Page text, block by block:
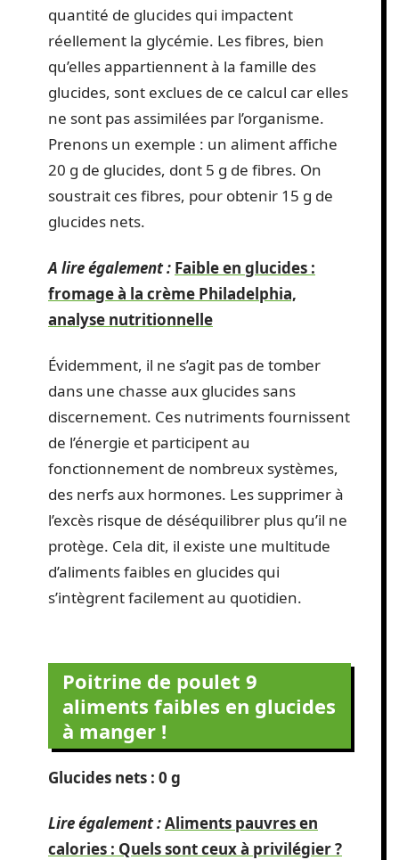
quantité de glucides qui impactent
réellement la glycémie. Les fibres, bien
qu’elles appartiennent à la famille des
glucides, sont exclues de ce calcul car elles
ne sont pas assimilées par l’organisme.
Prenons un exemple : un aliment affiche
20 g de glucides, dont 5 g de fibres. On
soustrait ces fibres, pour obtenir 15 g de
glucides nets.
A lire également : Faible en glucides :
fromage à la crème Philadelphia,
analyse nutritionnelle
Évidemment, il ne s’agit pas de tomber
dans une chasse aux glucides sans
discernement. Ces nutriments fournissent
de l’énergie et participent au
fonctionnement de nombreux systèmes,
des nerfs aux hormones. Les supprimer à
l’excès risque de déséquilibrer plus qu’il ne
protège. Cela dit, il existe une multitude
d’aliments faibles en glucides qui
s’intègrent facilement au quotidien.
Poitrine de poulet 9
aliments faibles en glucides
à manger !
Glucides nets : 0 g
Lire également :Aliments pauvres en
calories : Quels sont ceux à privilégier ?